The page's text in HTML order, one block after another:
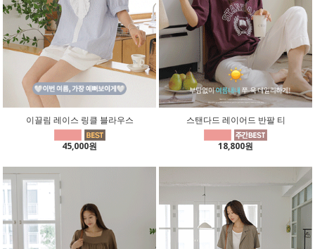
이끌림 레이스 링클 블라우스
45,000원
스탠다드 레이어드 반팔 티
18,800원